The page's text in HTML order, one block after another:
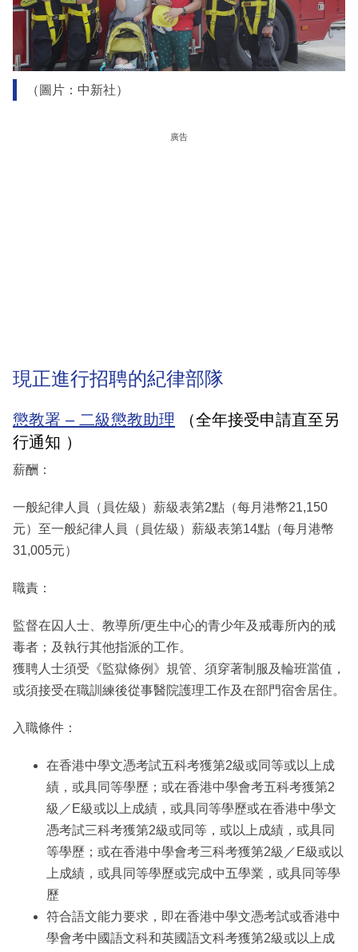
（圖片：中新社）
廣告
現正進行招聘的紀律部隊
懲教署 – 二級懲教助理 （全年接受申請直至另
行通知 ）
薪酬：
一般紀律人員（員佐級）薪級表第2點（每月港幣21,150
元）至一般紀律人員（員佐級）薪級表第14點（每月港幣
31,005元）
職責：
監督在囚人士、教導所/更生中心的青少年及戒毒所內的戒
毒者；及執行其他指派的工作。
獲聘人士須受《監獄條例》規管、須穿著制服及輪班當值，
或須接受在職訓練後從事醫院護理工作及在部門宿舍居住。
入職條件：
在香港中學文憑考試五科考獲第2級或同等或以上成
績，或具同等學歷；或在香港中學會考五科考獲第2
級／E級或以上成績，或具同等學歷或在香港中學文
憑考試三科考獲第2級或同等，或以上成績，或具同
等學歷；或在香港中學會考三科考獲第2級／E級或以
上成績，或具同等學歷或完成中五學業，或具同等學
歷
符合語文能力要求，即在香港中學文憑考試或香港中
學會考中國語文科和英國語文科考獲第2級或以上成